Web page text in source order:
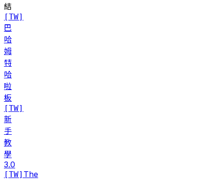
結
[TW]
巴
哈
姆
特
哈
啦
板
[TW]
新
手
教
學
3.0
[TW] The